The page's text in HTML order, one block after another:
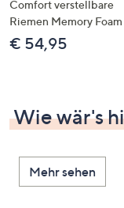
Comfort verstellbare
Riemen Memory Foam
€ 54,95
Wie wär's
Mehr sehen